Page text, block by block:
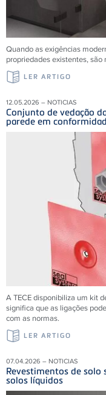
Quando as exigências
propriedades existentes, são
LER ARTIGO
12.05.2026 – NOTICIAS
Conjunto de vedação
parede em
A TECE disponibiliza um kit
significa que as ligações
com as normas.
LER ARTIGO
07.04.2026 – NOTICIAS
Revestimentos de solo
solos líquidos